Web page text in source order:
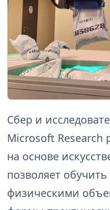
Сбер и
Microsoft Research
на основе
позволяет
физическими